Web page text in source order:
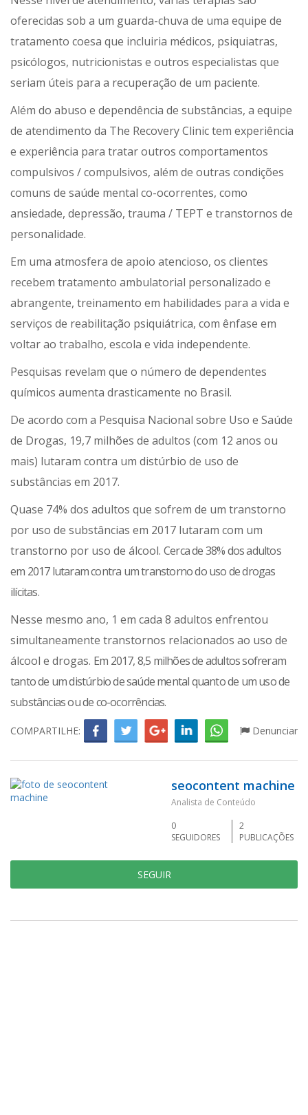
oferecidas sob a um guarda-chuva de uma equipe de
tratamento coesa que incluiria médicos, psiquiatras,
psicólogos, nutricionistas e outros especialistas que
seriam úteis para a recuperação de um paciente.
Além do abuso e dependência de substâncias, a equipe
de atendimento da The Recovery Clinic tem experiência
e experiência para tratar outros comportamentos
compulsivos / compulsivos, além de outras condições
comuns de saúde mental co-ocorrentes, como
ansiedade, depressão, trauma / TEPT e transtornos de
personalidade.
Em uma atmosfera de apoio atencioso, os clientes
recebem tratamento ambulatorial personalizado e
abrangente, treinamento em habilidades para a vida e
serviços de reabilitação psiquiátrica, com ênfase em
voltar ao trabalho, escola e vida independente.
Pesquisas revelam que o número de dependentes
químicos aumenta drasticamente no Brasil.
De acordo com a Pesquisa Nacional sobre Uso e Saúde
de Drogas, 19,7 milhões de adultos (com 12 anos ou
mais) lutaram contra um distúrbio de uso de
substâncias em 2017.
Quase 74% dos adultos que sofrem de um transtorno
por uso de substâncias em 2017 lutaram com um
transtorno por uso de álcool. Cerca de 38% dos adultos
em 2017 lutaram contra um transtorno do uso de drogas
ilícitas.
Nesse mesmo ano, 1 em cada 8 adultos enfrentou
simultaneamente transtornos relacionados ao uso de
álcool e drogas. Em 2017, 8,5 milhões de adultos sofreram
tanto de um distúrbio de saúde mental quanto de um uso de
substâncias ou de co-ocorrências.
COMPARTILHE: Denunciar
seocontent machine
Analista de Conteúdo
0
SEGUIDORES
2
PUBLICAÇÕES
SEGUIR